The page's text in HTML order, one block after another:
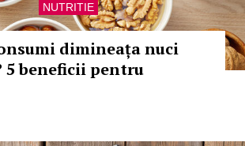
NUTRITIE
dimineața nuci
5 beneficii pentru